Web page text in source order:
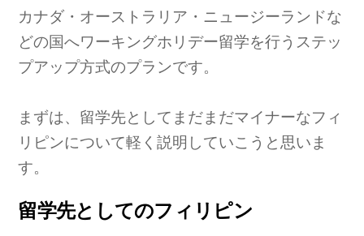
カナダ・オーストラリア・ニュージーランドな
どの国へワーキングホリデー留学を行うステッ
プアップ方式のプランです。
まずは、留学先としてまだまだマイナーなフィ
リピンについて軽く説明していこうと思いま
す。
留学先としてのフィリピン